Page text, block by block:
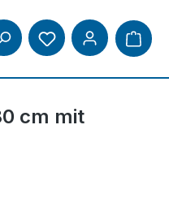
cm mit